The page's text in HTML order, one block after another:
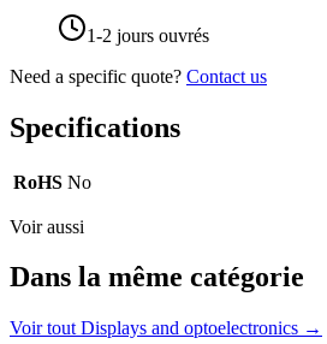
1-2 jours ouvrés
Need a specific quote? Contact us
Specifications
RoHS No
Voir aussi
Dans la même catégorie
Voir tout Displays and optoelectronics →